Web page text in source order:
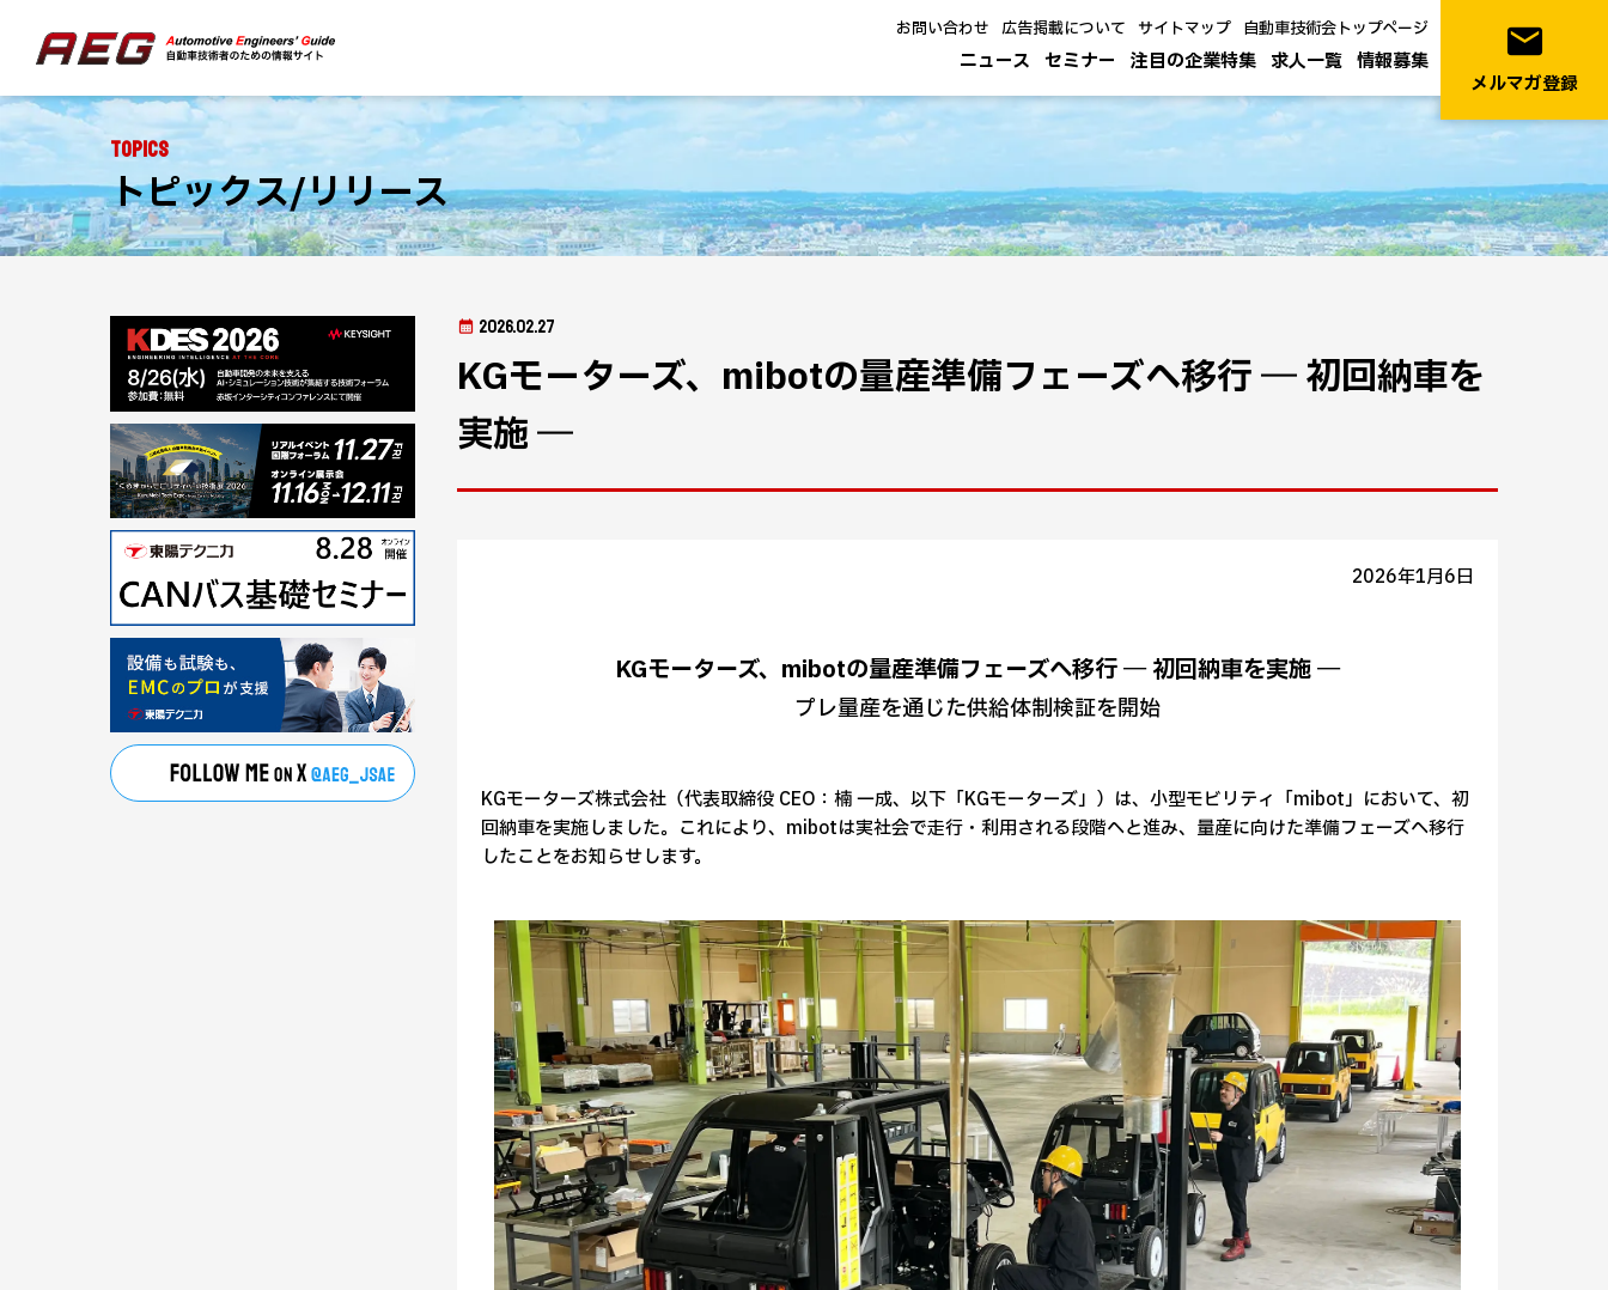
ニュース セミナー 注目の企業特集 求人一覧 情報募集
お問い合わせ 広告掲載について サイトマップ 自動車技術会トップページ email
メルマガ登録
Topics
トピックス/リリース
2026.02.27
KGモーターズ、mibotの量産準備フェーズへ移行 ― 初回納車を
実施 ―
2026年1月6日
KGモーターズ、mibotの量産準備フェーズへ移行 ― 初回納車を実施 ―
プレ量産を通じた供給体制検証を開始
KGモーターズ株式会社（代表取締役 CEO：楠 一成、以下「KGモーターズ」）は、小型モビリティ「mibot」において、初
回納車を実施しました。これにより、mibotは実社会で走行・利用される段階へと進み、量産に向けた準備フェーズへ移行
したことをお知らせします。